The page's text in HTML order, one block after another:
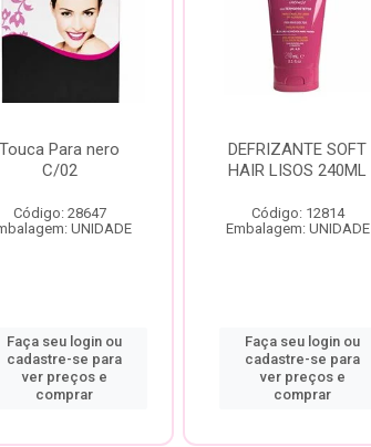
Touca Para nero
C/02
Código: 28647
UNIDADE
Faça seu login ou
cadastre-se para
ver preços e
comprar
DEFRIZANTE SOFT
HAIR LISOS 240ML
Código: 12814
Embalagem: UNIDADE
Faça seu login ou
cadastre-se para
ver preços e
comprar